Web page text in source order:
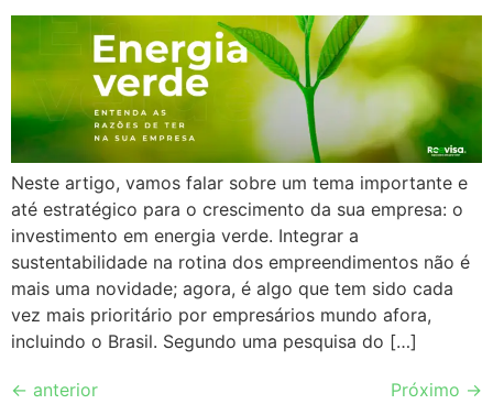
Neste artigo, vamos falar sobre um tema importante e
até estratégico para o crescimento da sua empresa: o
investimento em energia verde. Integrar a
sustentabilidade na rotina dos empreendimentos não é
mais uma novidade; agora, é algo que tem sido cada
vez mais prioritário por empresários mundo afora,
incluindo o Brasil. Segundo uma pesquisa do […]
← anterior Próximo →